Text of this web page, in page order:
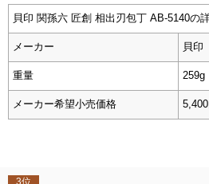
貝印 関孫六 匠創 相出刃包丁 AB-5140の
メーカー 貝印
重量 259g
メーカー希望小売価格 5,400
3位